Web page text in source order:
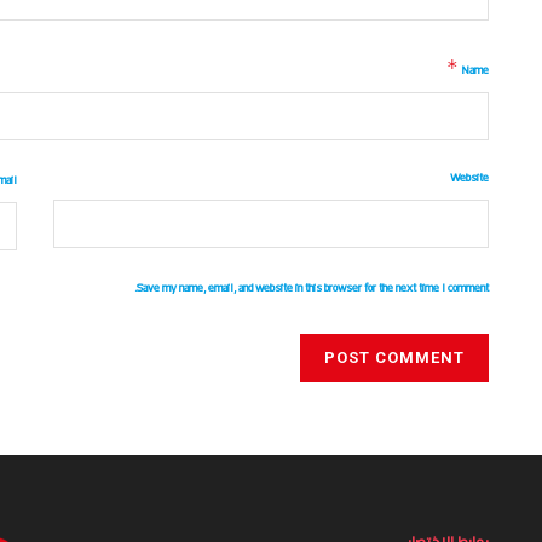
Name
*
Website
Save my name, email, and website in this browser for the next time I comment.